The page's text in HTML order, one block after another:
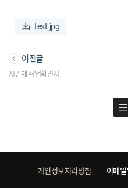
test.jpg
이전글
시간제 취업확인서
개인정보처리방침 이메